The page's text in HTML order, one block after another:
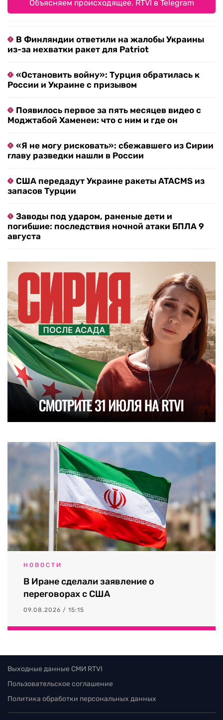
Объясняем происходящее. RTVI в Telegram
В Финляндии ответили на жалобы Украины
из-за нехватки ракет для Patriot
«Остановить войну»: Турция обратилась к
России и Украине с призывом
Появилось первое за пять месяцев видео с
Моджтабой Хаменеи: что с ним и где он
«Я не могу рисковать»: сбежавшего из Сирии
главу разведки нашли в России
США передадут Украине ракеты ATACMS из
запасов Турции
Заводы под ударом, раненые дети и
погибшие: последствия ночной атаки БПЛА 9
августа
НОВОСТИ
В Иране сделали заявление о
переговорах с США
09.08.2026 / 15:15
Выходные данные СМИ RTVI
Пользовательское соглашение
Политика обработки персональных данных